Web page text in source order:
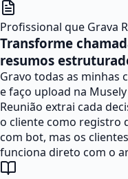
Profissional que Grava
Transforme
resumos
Gravo todas as minhas
e faço upload na
Reunião extrai cada
o cliente como registro
com bot, mas os
funciona direto com o